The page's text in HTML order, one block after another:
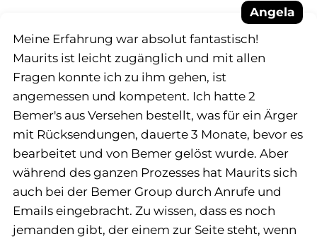
Angela
Meine Erfahrung war absolut fantastisch!
Maurits ist leicht zugänglich und mit allen
Fragen konnte ich zu ihm gehen, ist
angemessen und kompetent. Ich hatte 2
Bemer's aus Versehen bestellt, was für ein Ärger
mit Rücksendungen, dauerte 3 Monate, bevor es
bearbeitet und von Bemer gelöst wurde. Aber
während des ganzen Prozesses hat Maurits sich
auch bei der Bemer Group durch Anrufe und
Emails eingebracht. Zu wissen, dass es noch
jemanden gibt, der einem zur Seite steht, wenn